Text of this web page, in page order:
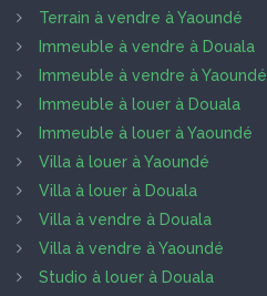
Terrain à vendre à Yaoundé
Immeuble à vendre à Douala
Immeuble à vendre à Yaoundé
Immeuble à louer à Douala
Immeuble à louer à Yaoundé
Villa à louer à Yaoundé
Villa à louer à Douala
Villa à vendre à Douala
Villa à vendre à Yaoundé
Studio à louer à Douala